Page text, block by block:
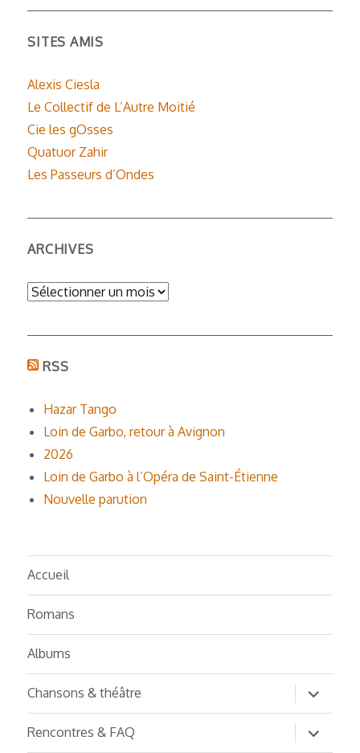
SITES AMIS
Alexis Ciesla
Le Collectif de L’Autre Moitié
Cie les gOsses
Quatuor Zahir
Les Passeurs d’Ondes
ARCHIVES
Archives
RSS
Hazar Tango
Loin de Garbo, retour à Avignon
2026
Loin de Garbo à l’Opéra de Saint-Étienne
Nouvelle parution
Accueil
Romans
Albums
Chansons & théâtre
ouvrir
le
sous-
menu
Rencontres & FAQ
ouvrir
le